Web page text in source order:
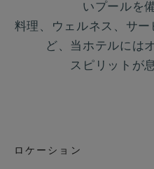
いプールを
料理、ウェルネス、サ
ど、当ホテルには
スピリットが
ロケーション